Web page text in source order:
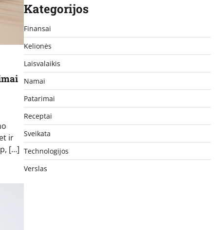
ir
[…]
Kategorijos
Finansai
Kelionės
Laisvalaikis
Namai
Patarimai
Receptai
Sveikata
Technologijos
Verslas